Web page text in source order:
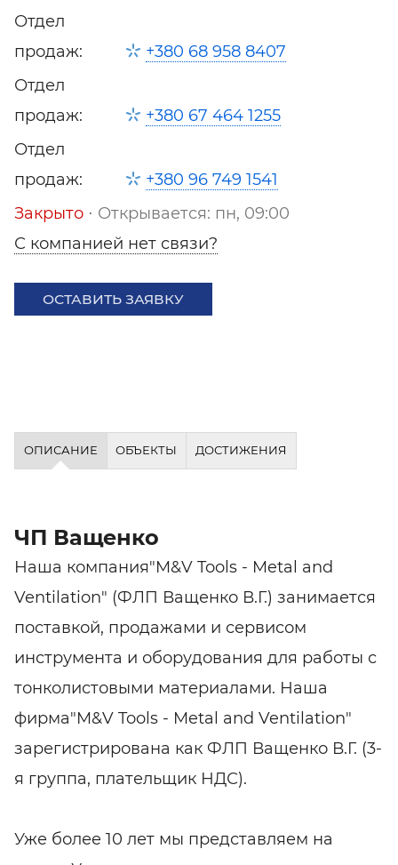
Отдел
продаж:
+380 68 958 8407
Отдел
продаж:
+380 67 464 1255
Отдел
продаж:
+380 96 749 1541
Закрыто ⋅ Открывается: пн, 09:00
С компанией нет связи?
ОСТАВИТЬ ЗАЯВКУ
ОПИСАНИЕ ОБЪЕКТЫ ДОСТИЖЕНИЯ
ЧП Ващенко
Наша компания"M&V Tools - Metal and
Ventilation" (ФЛП Ващенко В.Г.) занимается
поставкой, продажами и сервисом
инструмента и оборудования для работы с
тонколистовыми материалами. Наша
фирма"M&V Tools - Metal and Ventilation"
зарегистрирована как ФЛП Ващенко В.Г. (3-
я группа, плательщик НДС).
Уже более 10 лет мы представляем на